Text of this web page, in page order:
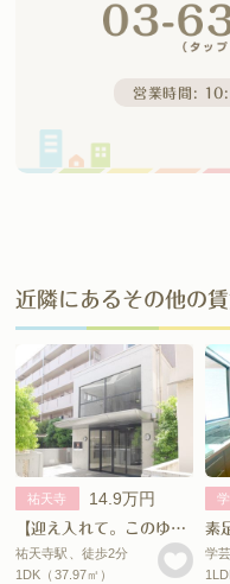
営業時間:
近隣にあるその他の
祐天寺 14.9万円
【迎え入れて。このゆとりを。】
祐天寺駅、徒歩2分
1DK（37.97㎡）
素
学